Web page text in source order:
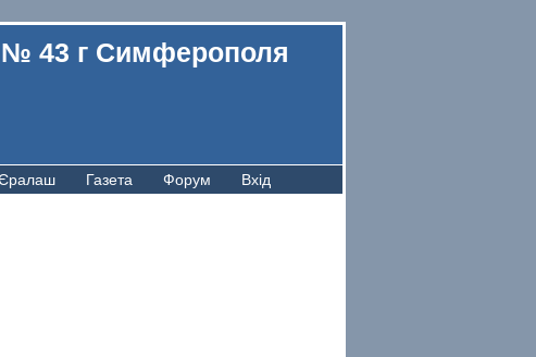
43 г Симферополя
Газета Форум Вхід